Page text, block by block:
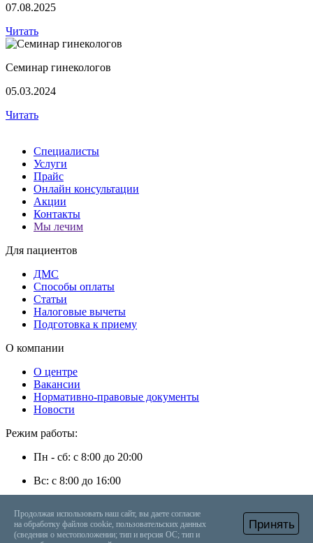
07.08.2025
Читать
Семинар гинекологов
05.03.2024
Читать
Специалисты
Услуги
Прайс
Онлайн консультации
Акции
Контакты
Мы лечим
Для пациентов
ДМС
Способы оплаты
Статьи
Налоговые вычеты
Подготовка к приему
О компании
О центре
Вакансии
Нормативно-правовые документы
Новости
Режим работы:
Пн - сб: с 8:00 до 20:00
Вс: с 8:00 до 16:00
+7 (8453) 56-48-08 Онлайн запись Вызвать врача на дом
Принять
Продолжая использовать наш сайт, вы даете согласие
на обработку файлов cookie, пользовательских данных
(сведения о местоположении; тип и версия ОС; тип и